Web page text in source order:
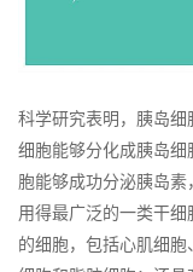
科学研究表明，胰岛
细胞能够分化成胰岛细
胞能够成功分泌胰岛
用得最广泛的一类干
的细胞，包括心肌细